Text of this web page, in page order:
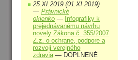
25.XI.2019 (01.XI.2019)
— Právnické
okienko — Infografiky k
prejednávanému návrhu
novely Zákona č. 355/2007
Z.z. o ochrane, podpore a
rozvoji verejného
zdravia— DOPLNENÉ